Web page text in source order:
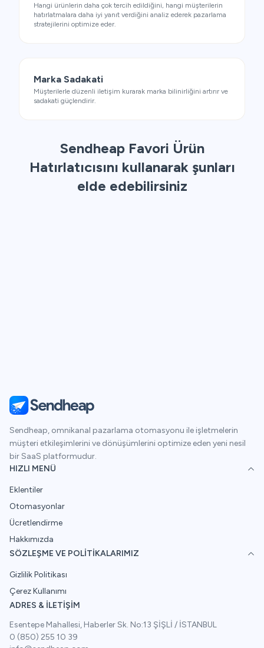
Hangi ürünlerin daha çok tercih edildiğini, hangi müşterilerin
hatırlatmalara daha iyi yanıt verdiğini analiz ederek pazarlama
stratejilerini optimize eder.
Marka Sadakati
Müşterilerle düzenli iletişim kurarak marka bilinirliğini artırır ve
sadakati güçlendirir.
Sendheap Favori Ürün
Hatırlatıcısını kullanarak şunları
elde edebilirsiniz
Sendheap, omnikanal pazarlama otomasyonu ile işletmelerin
müşteri etkileşimlerini ve dönüşümlerini optimize eden yeni nesil
bir SaaS platformudur.
HIZLI MENÜ
Eklentiler
Otomasyonlar
Ücretlendirme
Hakkımızda
SÖZLEŞME VE POLITIKALARIMIZ
Gizlilik Politikası
Çerez Kullanımı
ADRES & İLETIŞIM
Esentepe Mahallesi, Haberler Sk. No:13 ŞİŞLİ / İSTANBUL
0 (850) 255 10 39